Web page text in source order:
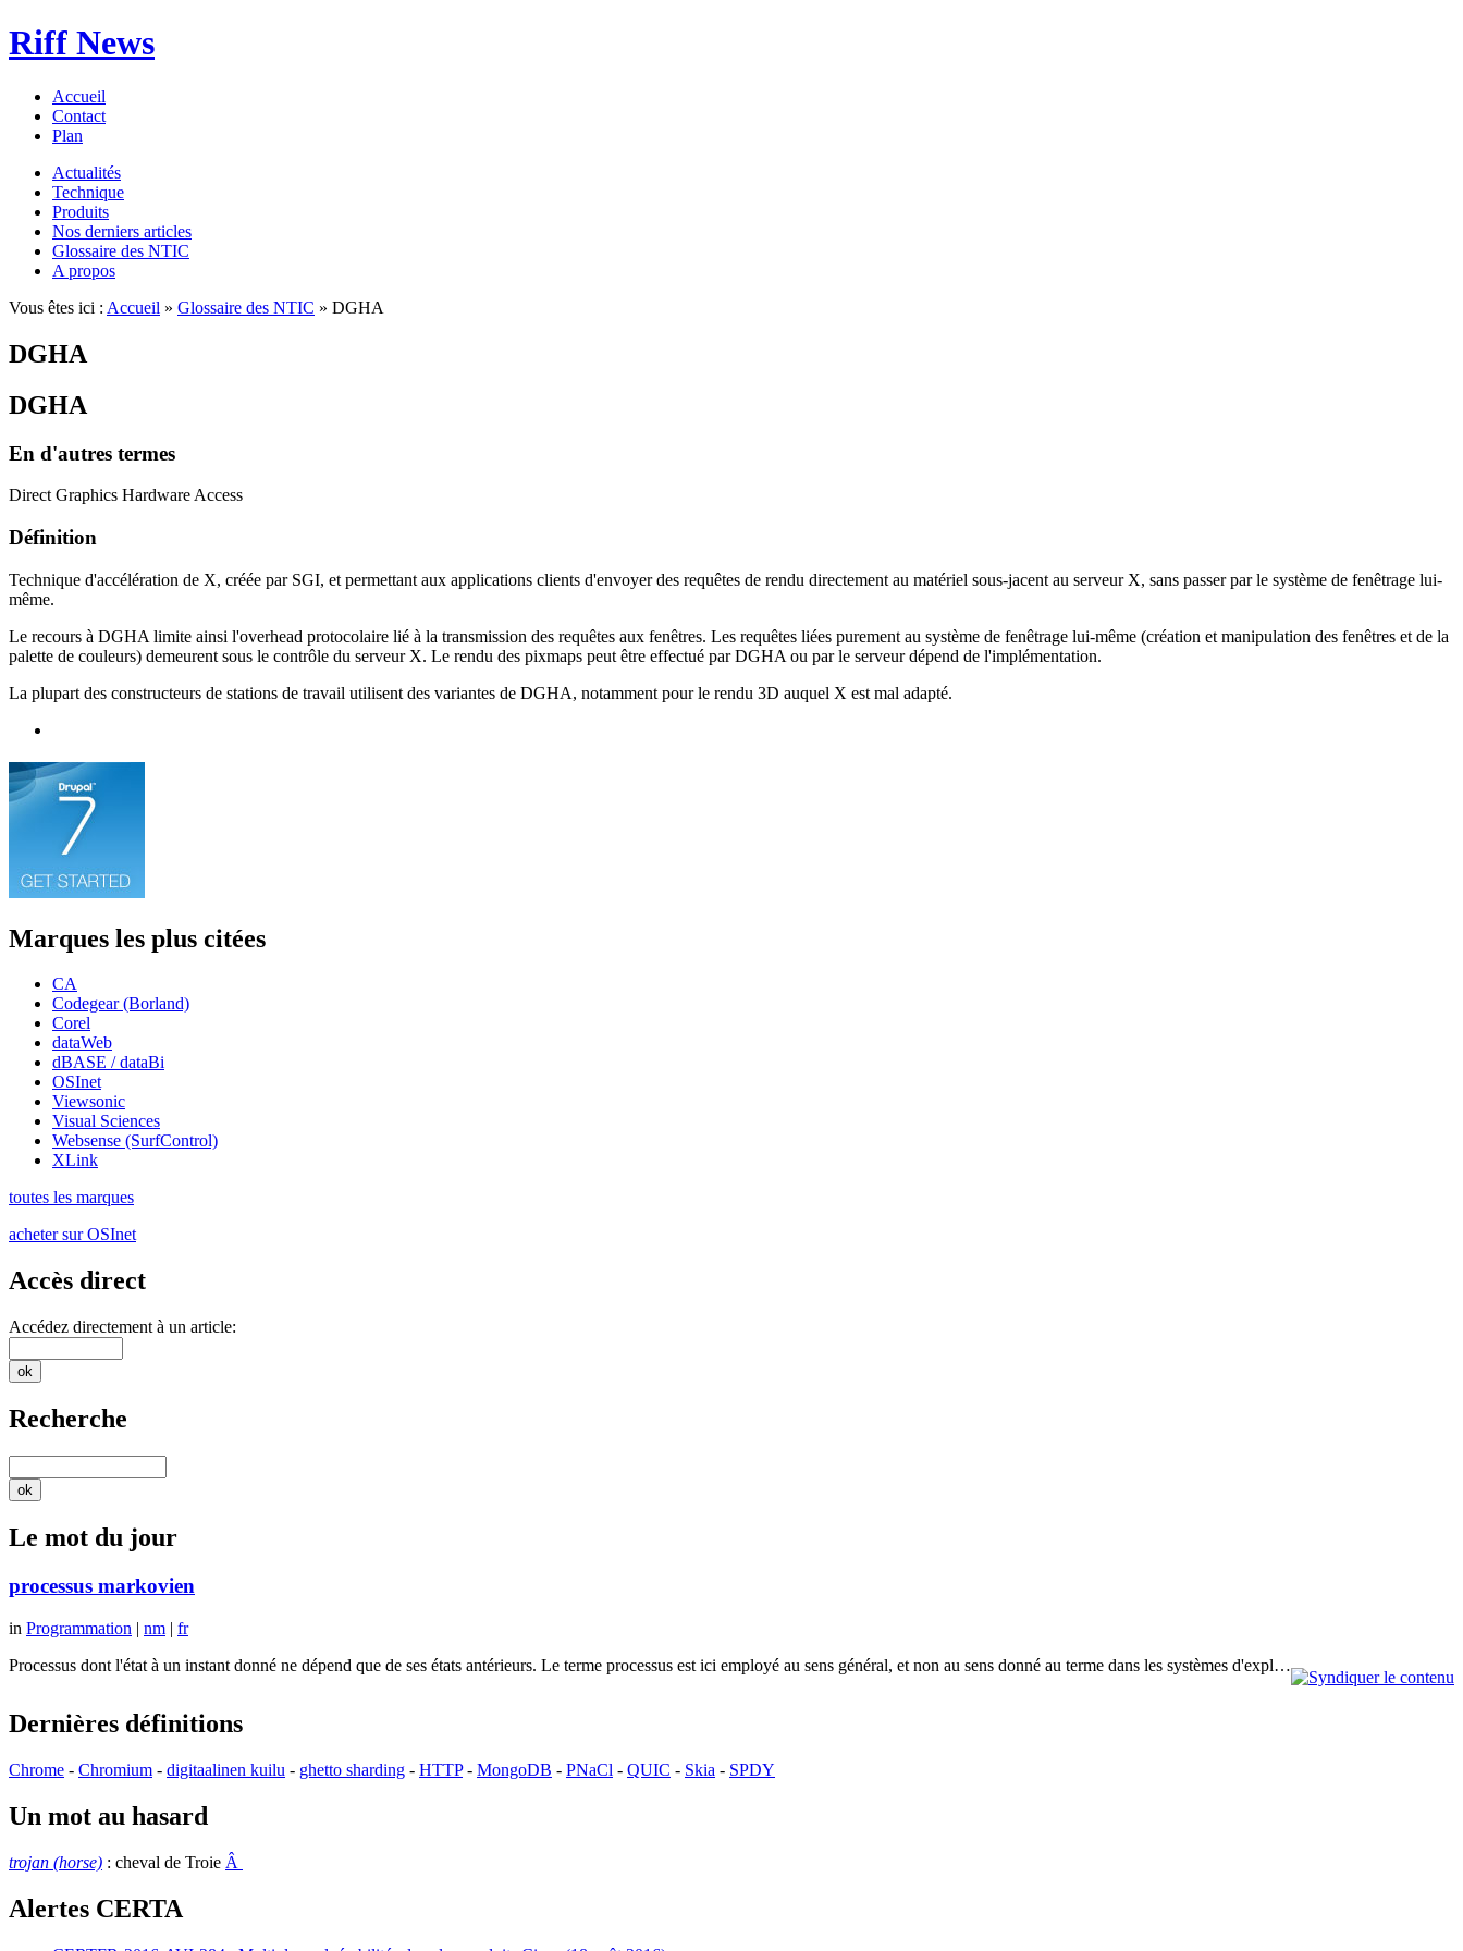
Riff News
Accueil
Contact
Plan
Actualités
Technique
Produits
Nos derniers articles
Glossaire des NTIC
A propos
Vous êtes ici : Accueil » Glossaire des NTIC » DGHA
DGHA
DGHA
En d'autres termes
Direct Graphics Hardware Access
Définition
Technique d'accélération de X, créée par SGI, et permettant aux applications clients d'envoyer des requêtes de rendu directement au matériel sous-jacent au serveur X, sans passer par le système de fenêtrage lui-
même.
Le recours à DGHA limite ainsi l'overhead protocolaire lié à la transmission des requêtes aux fenêtres. Les requêtes liées purement au système de fenêtrage lui-même (création et manipulation des fenêtres et de la
palette de couleurs) demeurent sous le contrôle du serveur X. Le rendu des pixmaps peut être effectué par DGHA ou par le serveur dépend de l'implémentation.
La plupart des constructeurs de stations de travail utilisent des variantes de DGHA, notamment pour le rendu 3D auquel X est mal adapté.
Marques les plus citées
CA
Codegear (Borland)
Corel
dataWeb
dBASE / dataBi
OSInet
Viewsonic
Visual Sciences
Websense (SurfControl)
XLink
toutes les marques
acheter sur OSInet
Accès direct
Accédez directement à un article:
Recherche
Le mot du jour
processus markovien
in Programmation | nm | fr
Processus dont l'état à un instant donné ne dépend que de ses états antérieurs. Le terme processus est ici employé au sens général, et non au sens donné au terme dans les systèmes d'expl…
Dernières définitions
Chrome - Chromium - digitaalinen kuilu - ghetto sharding - HTTP- MongoDB - PNaCl - QUIC - Skia - SPDY
Un mot au hasard
trojan (horse) : cheval de Troie Â
Alertes CERTA